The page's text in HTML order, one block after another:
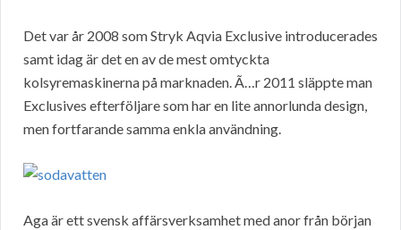
Det var år 2008 som Stryk Aqvia Exclusive introducerades
samt idag är det en av de mest omtyckta
kolsyremaskinerna på marknaden. Ã…r 2011 släppte man
Exclusives efterföljare som har en lite annorlunda design,
men fortfarande samma enkla användning.
Aga är ett svensk affärsverksamhet med anor från början